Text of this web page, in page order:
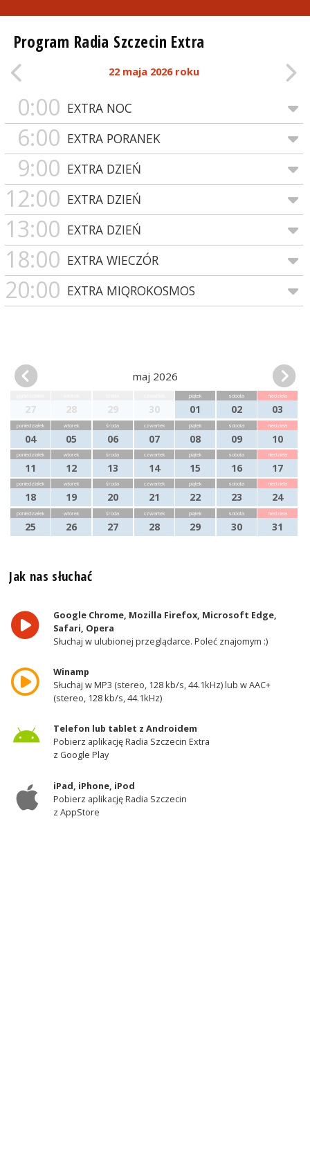
Program Radia Szczecin Extra
22 maja 2026 roku
0:00 EXTRA NOC
6:00 EXTRA PORANEK
9:00 EXTRA DZIEŃ
12:00 EXTRA DZIEŃ
13:00 EXTRA DZIEŃ
18:00 EXTRA WIECZÓR
20:00 EXTRA MIQROKOSMOS
maj 2026
27 28 29 30
piątek
01
sobota
02
niedziela
03
poniedziałek
04
wtorek
05
środa
06
czwartek
07
piątek
08
sobota
09
niedziela
10
poniedziałek
11
wtorek
12
środa
13
czwartek
14
piątek
15
sobota
16
niedziela
17
poniedziałek
18
wtorek
19
środa
20
czwartek
21
piątek
22
sobota
23
niedziela
24
poniedziałek
25
wtorek
26
środa
27
czwartek
28
piątek
29
sobota
30
niedziela
31
Jak nas słuchać
Google Chrome, Mozilla Firefox, Microsoft Edge,
Safari, Opera
Słuchaj w ulubionej przeglądarce. Poleć znajomym :)
Winamp
Słuchaj w MP3 (stereo, 128 kb/s, 44.1kHz) lub w AAC+
(stereo, 128 kb/s, 44.1kHz)
Telefon lub tablet z Androidem
Pobierz aplikację Radia Szczecin Extra
z Google Play
iPad, iPhone, iPod
Pobierz aplikację Radia Szczecin
z AppStore